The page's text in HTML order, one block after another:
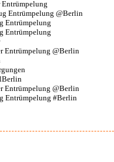
Entrümpelung @Berlin
Entrümpelung
Entrümpelung
Entrümpelung @Berlin
Entrümpelung @Berlin
Entrümpelung #Berlin